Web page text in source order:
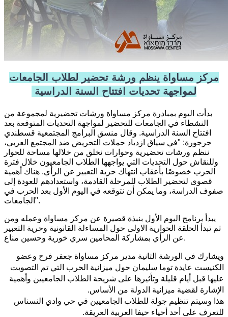
مركز مساواة ينظم ورشة تحضير لطلاب الجامعات
لمواجهة تحديات افتتاح السنة الدراسية
بدأت اليوم بمبادرة مركز مساواة ورشات تحضيرية لمجموعة من
النشطاء في الجامعات للتحضير لمواجهة التحديات المتوقعة بعد
افتتاح السنة الدراسية. وقال منسق البرامج المجتمعية قسطندي
جرجورة: "في سياق ازدياد حملات التحريض ضد المجتمع العربي،
ننظم ورشات تحضيرية وحوارات نخلق من خلالها مساحة للحوار
وللنقاش حول التحديات التي يواجهها الطلاب الجامعيون خلال فترة
الحرب خصوصًا بأعقاب انتهاك حرية التعبير عن الرأي. هناك أهمية
قصوى لتحضير الطلاب للمرحلة القادمة، واستعدادهم للعودة إلى
صفوف الدراسة، وما يمكن أن نتوقعه في اليوم الأول بعد الحرب في
الجامعات".
يبدأ برنامج اليوم الأول بنبذة قصيرة عن مركز مساواة وعمله ومن
ثم تبدأ الحلقة الحوارية الاولى حول المساءلة القانونية وحرية التعبير
عن الرأي بمشاركة المحامين سري خورية وحسين مناع.
ويشارك في الورشة الثانية مدير مركز مساواة جعفر فرح وعضو
الكنيست عايدة توما سليمان حول ميزانية الحرب التي تم التصويت
عليها قبل أيام قليلة وتأثيرها على شريحة الطلاب الجامعيين وأهمية
الإشارة لقضية ميزانية الدولة من الأساس.
هذا وسيتم تنظيم جولة للطلاب الجامعيين في حي وادي النسناس
للتعرف على أحد أحياء حيفا العربية العريقة.